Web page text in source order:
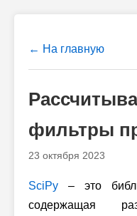
← На главную
фильтры
23 октября 2023
SciPy – это
содержащая